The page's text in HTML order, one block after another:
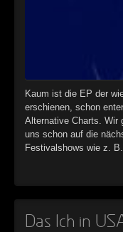
Kaum ist die EP der
erschienen, schon
Alternative Charts. Wir
uns schon auf die
Festivalshows wie z.
Das Ich in